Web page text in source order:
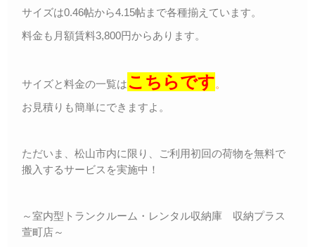
サイズは0.46帖から4.15帖まで各種揃えています。
料金も月額賃料3,800円からあります。
サイズと料金の一覧はこちらです。
お見積りも簡単にできますよ。
ただいま、松山市内に限り、ご利用初回の荷物を無料で
搬入するサービスを実施中！
～室内型トランクルーム・レンタル収納庫 収納プラス
萱町店～